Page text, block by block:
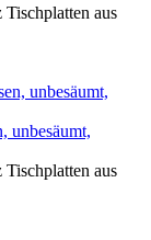
aus
unbesäumt,
aus